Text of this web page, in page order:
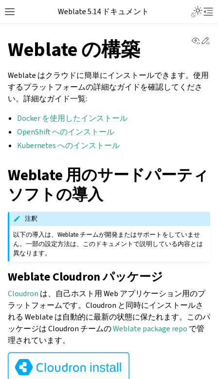
Weblate 5.14 ドキュメント
Weblate の構築
Weblate はクラウドに簡単にインストールできます。使用
するプラットフォームの詳細なガイドを確認してくださ
い。詳細なガイド一覧:
Docker を使用したインストール
OpenShift へのインストール
Kubernetes へのインストール
Weblate 用のサードパーティ
ソフトの導入
注釈
以下の導入は、Weblate チームが開発またはサポートをしていませ
ん。一部の設定方法は、このドキュメントで説明している内容とは
異なります。
Weblate Cloudron パッケージ
Cloudron は、自己ホスト用 Web アプリケーション用のプ
ラットフォームです。Cloudron と同時にインストールさ
れる Weblate は自動的に最新の状態に保たれます。このパ
ッケージは Cloudron チームのWeblate package repo で管
理されています。